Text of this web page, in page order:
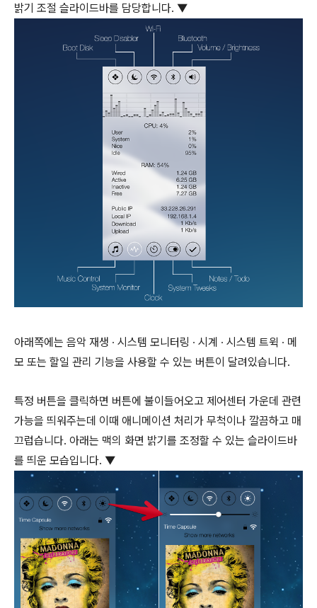
밝기 조절 슬라이드바를 담당합니다. ▼
아래쪽에는 음악 재생 ∙ 시스템 모니터링 ∙ 시계 ∙ 시스템 트윅 ∙ 메
모 또는 할일 관리 기능을 사용할 수 있는 버튼이 달려있습니다.
특정 버튼을 클릭하면 버튼에 불이들어오고 제어센터 가운데 관련
가능을 띄워주는데 이때 애니메이션 처리가 무척이나 깔끔하고 매
끄럽습니다. 아래는 맥의 화면 밝기를 조정할 수 있는 슬라이드바
를 띄운 모습입니다. ▼